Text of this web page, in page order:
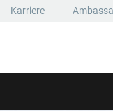
Karriere